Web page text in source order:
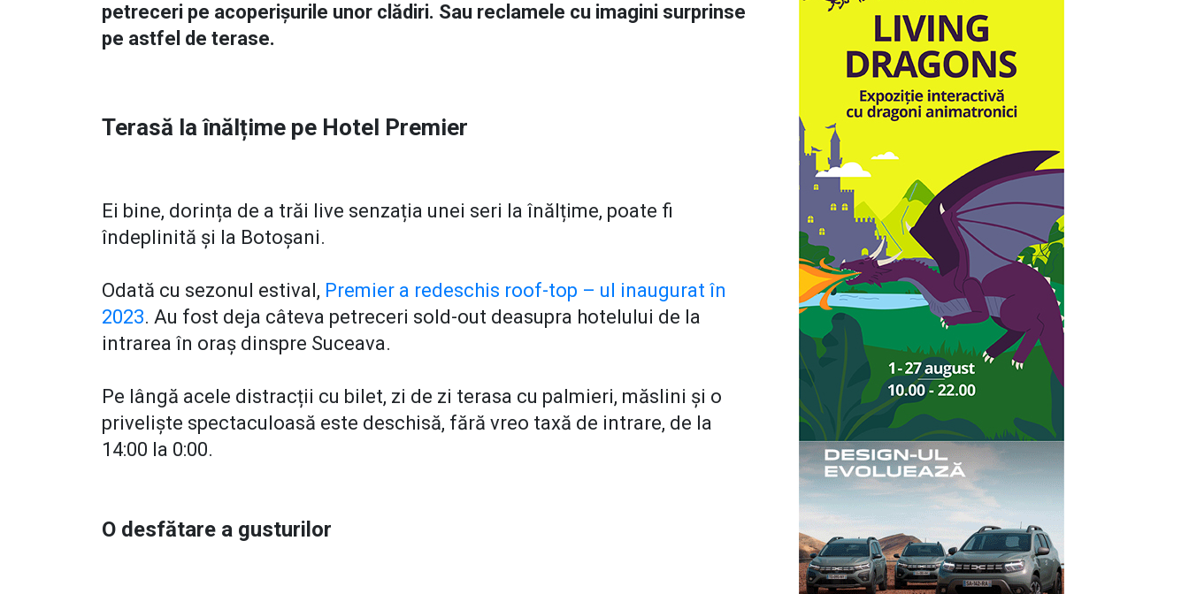
petreceri pe acoperișurile unor clădiri. Sau reclamele cu imagini surprinse
pe astfel de terase.
Terasă la înălțime pe Hotel Premier
Ei bine, dorința de a trăi live senzația unei seri la înălțime, poate fi
îndeplinită și la Botoșani.
Odată cu sezonul estival, Premier a redeschis roof-top – ul inaugurat în
2023. Au fost deja câteva petreceri sold-out deasupra hotelului de la
intrarea în oraș dinspre Suceava.
Pe lângă acele distracții cu bilet, zi de zi terasa cu palmieri, măslini și o
priveliște spectaculoasă este deschisă, fără vreo taxă de intrare, de la
14:00 la 0:00.
O desfătare a gusturilor